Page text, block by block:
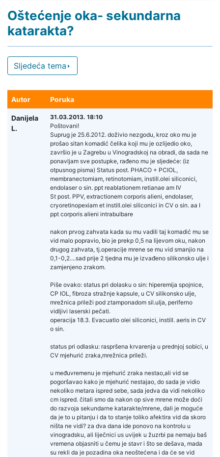
Oštećenje oka- sekundarna
katarakta?
Sljedeća tema
Autor Poruka
Danijela
L.
31.03.2013. 18:10
Poštovani!
Suprug je 25.6.2012. doživio nezgodu, kroz oko mu je
prošao sitan komadić čelika koji mu je ozlijedio oko,
završio je u Zagrebu u Vinogradskoj na obradi, da sada ne
ponavljam sve postupke, rađeno mu je sljedeće: (iz
otpusnog pisma) Status post. PHACO + PCIOL,
membranectomiam, retinotomiam, instill.olei siliconici,
endolaser o sin. ppt reablationem retianae am IV
St post. PPV, extractionem corporis alieni, endolaser,
cryoretinopexiam et instill.olei siliconici in CV o sin. aa I
ppt corporis alieni intrabulbare
nakon prvog zahvata kada su mu vadili taj komadić mu se
vid malo popravio, bio je prekp 0,5 na lijevom oku, nakon
drugog zahvata, tj.operacije mrene se mu vid smanjio na
0,1-0,2....sad prije 2 tjedna mu je izvađeno silikonsko ulje i
zamjenjeno zrakom.
Piše ovako: status pri dolasku o sin: hiperemija spojnice,
CP IOL, fibroza stražnje kapsule, u CV silikonsko ulje,
mrežnica prileži pod ztamponadom sil.ulja, periferno
vidljivi laserski pečati.
operacija 18.3. Evacuatio olei siliconici, instill. aeris in CV
o sin.
status pri odlasku: raspršena krvarenja u prednjoj sobici, u
CV mjehurić zraka,mrežnica prileži.
u međuvremenu je mjehurić zraka nestao,ali vid se
pogoršavao kako je mjehurić nestajao, do sada je vidio
nekoliko metara ispred sebe, sada jedva da vidi nekoliko
cm ispred. čitali smo da nakon op sive mrene može doći
do razvoja sekundarne katarakte/mrene, dali je moguće
da je to u pitanju i da to stanje toliko afektira vid da skoro
ništa ne vidi? za dva dana ide ponovo na kontrolu u
vinogradsku, ali liječnici us uvijek u žuzrbi pa nemaju baš
vremena objasniti u čemu je stavr i što se dešava, mada
su rekli da je pozadina oka neoštećena i da će se vid